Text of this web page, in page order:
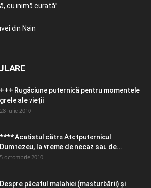
cu inimă curată”
din Nain
+++ Rugăciune puternică pentru momentele
grele ale vieţii
28 iulie 2010
**** Acatistul către Atotputernicul
Dumnezeu, la vreme de necaz sau de...
5 octombrie 2010
Despre păcatul malahiei (masturbării) şi